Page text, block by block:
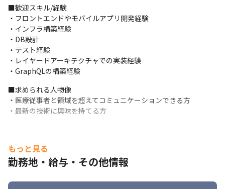
■歓迎スキル/経験
・フロントエンドやモバイルアプリ開発経験
・インフラ構築経験
・DB設計
・テスト経験
・レイヤードアーキテクチャでの実装経験
・GraphQLの構築経験
■求められる人物像
・医療従事者と領域を超えてコミュニケーションできる方
・最新の技術に興味を持てる方
もっと見る
勤務地・給与・その他情報